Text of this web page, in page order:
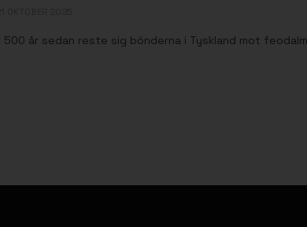
500 år sedan reste sig bönderna i Tyskland mot